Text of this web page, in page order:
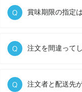
賞味期限の指定
注文を間違って
注文者と配送先